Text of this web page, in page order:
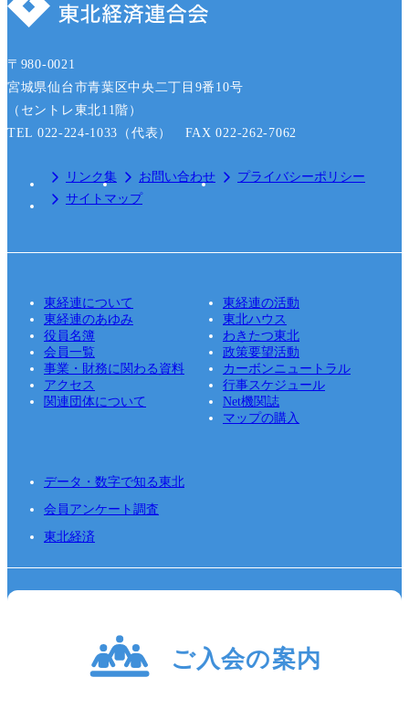
〒980-0021
宮城県仙台市青葉区中央二丁目9番10号
（セントレ東北11階）
TEL 022-224-1033（代表） FAX 022-262-7062
リンク集 お問い合わせ
プライバシーポリシー
サイトマップ
東経連について
東経連の活動
東経連のあゆみ
東北ハウス
役員名簿
わきたつ東北
会員一覧
政策要望活動
事業・財務に関わる資料
カーボンニュートラル
アクセス
行事スケジュール
関連団体について
Net機関誌
マップの購入
データ・数字で知る東北
会員アンケート調査
東北経済